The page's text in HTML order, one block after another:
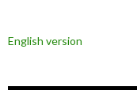
English version